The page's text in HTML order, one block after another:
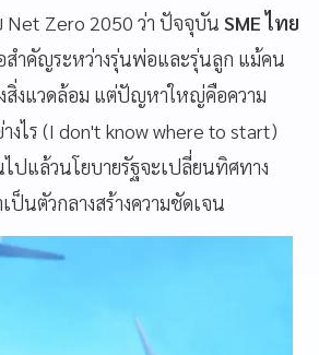
Net Zero 2050 ว่า ปัจจุบัน SME ไทย
สำคัญระหว่างรุ่นพ่อและรุ่นลูก แม้คน
สิ่งแวดล้อม แต่ปัญหาใหญ่คือความ
งไร (I don't know where to start)
ปแล้วนโยบายรัฐจะเปลี่ยนทิศทาง
ป็นตัวกลางสร้างความชัดเจน